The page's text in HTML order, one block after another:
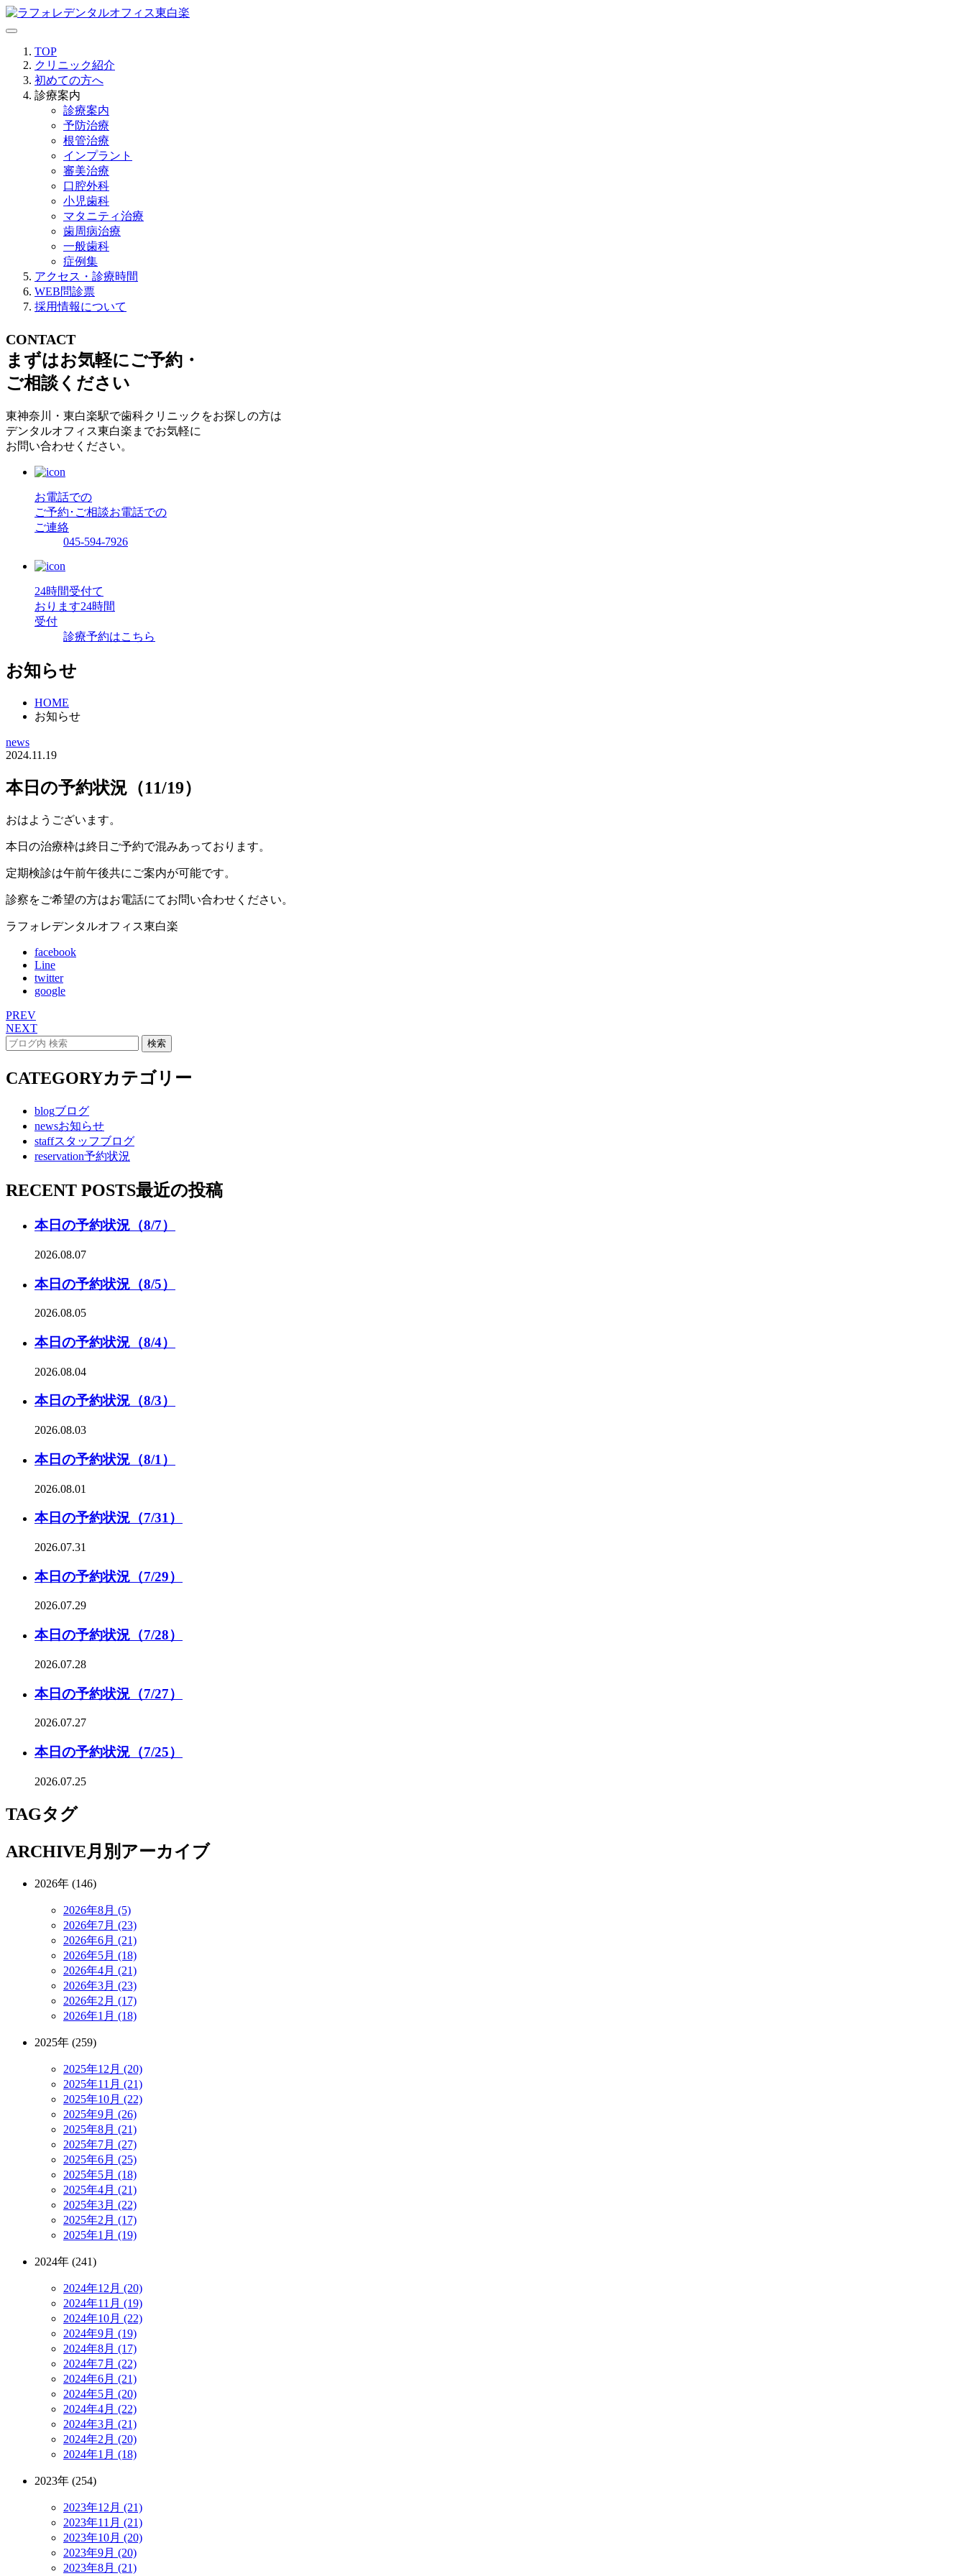
TOP
クリニック紹介
初めての方へ
診療案内
診療案内
予防治療
根管治療
インプラント
審美治療
口腔外科
小児歯科
マタニティ治療
歯周病治療
一般歯科
症例集
アクセス・診療時間
WEB問診票
採用情報について
CONTACT
まずはお気軽にご予約・
ご相談ください
東神奈川・東白楽駅で歯科クリニックをお探しの方は
デンタルオフィス東白楽までお気軽に
お問い合わせください。
お電話での
ご予約･ご相談お電話での
ご連絡
045-594-7926
24時間受付て
おります24時間
受付
診療予約はこちら
お知らせ
HOME
お知らせ
news
2024.11.19
本日の予約状況（11/19）
おはようございます。
本日の治療枠は終日ご予約で混みあっております。
定期検診は午前午後共にご案内が可能です。
診察をご希望の方はお電話にてお問い合わせください。
ラフォレデンタルオフィス東白楽
facebook
Line
twitter
google
PREV
NEXT
CATEGORYカテゴリー
blogブログ
newsお知らせ
staffスタッフブログ
reservation予約状況
RECENT POSTS最近の投稿
本日の予約状況（8/7）
2026.08.07
本日の予約状況（8/5）
2026.08.05
本日の予約状況（8/4）
2026.08.04
本日の予約状況（8/3）
2026.08.03
本日の予約状況（8/1）
2026.08.01
本日の予約状況（7/31）
2026.07.31
本日の予約状況（7/29）
2026.07.29
本日の予約状況（7/28）
2026.07.28
本日の予約状況（7/27）
2026.07.27
本日の予約状況（7/25）
2026.07.25
TAGタグ
ARCHIVE月別アーカイブ
2026年 (146)
2026年8月 (5)
2026年7月 (23)
2026年6月 (21)
2026年5月 (18)
2026年4月 (21)
2026年3月 (23)
2026年2月 (17)
2026年1月 (18)
2025年 (259)
2025年12月 (20)
2025年11月 (21)
2025年10月 (22)
2025年9月 (26)
2025年8月 (21)
2025年7月 (27)
2025年6月 (25)
2025年5月 (18)
2025年4月 (21)
2025年3月 (22)
2025年2月 (17)
2025年1月 (19)
2024年 (241)
2024年12月 (20)
2024年11月 (19)
2024年10月 (22)
2024年9月 (19)
2024年8月 (17)
2024年7月 (22)
2024年6月 (21)
2024年5月 (20)
2024年4月 (22)
2024年3月 (21)
2024年2月 (20)
2024年1月 (18)
2023年 (254)
2023年12月 (21)
2023年11月 (21)
2023年10月 (20)
2023年9月 (20)
2023年8月 (21)